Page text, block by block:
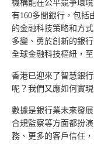
機構能在公平競爭環
有160多間銀行，包括
的金融科技策略和方
多變、勇於創新的銀
全球金融科技樞紐，至
香港已迎來了智慧銀
呢？我們又應如何實
數據是銀行業未來發
合規監察等方面都扮
務、更多的客戶信任